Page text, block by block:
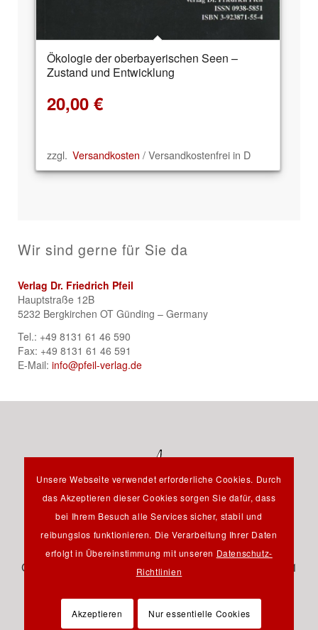
Ökologie der oberbayerischen Seen –
Zustand und Entwicklung
20,00 €
zzgl. Versandkosten / Versandkostenfrei in D
Wir sind gerne für Sie da
Verlag Dr. Friedrich Pfeil
Hauptstraße 12B
5232 Bergkirchen OT Günding – Germany
Tel.: +49 8131 61 46 590
Fax: +49 8131 61 46 591
E-Mail: info@pfeil-verlag.de
Hauptstraße 12B - 85232 Bergkirchen OT Günding -
Germany - Tel.: +49 8131 61 46 590 - Fax: +49 8131 61
Unsere Webseite verwendet erforderliche Cookies. Durch
das Akzeptieren dieser Cookies sorgen Sie dafür, dass
bei Ihrem Besuch alle Services sicher, stabil und
reibungslos funktionieren. Die Verarbeitung Ihrer Daten
erfolgt in Übereinstimmung mit unseren Datenschutz-
Richtlinien
Akzeptieren Nur essentielle Cookies